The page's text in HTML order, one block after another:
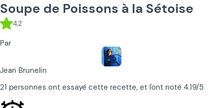
Soupe de Poissons à la Sétoise
4,2
Par
Jean Brunelin
21 personnes ont essayé cette recette, et l'ont noté 4.19/5